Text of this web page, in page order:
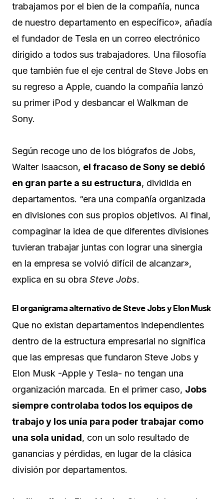
trabajamos por el bien de la compañía, nunca
de nuestro departamento en específico», añadía
el fundador de Tesla en un correo electrónico
dirigido a todos sus trabajadores. Una filosofía
que también fue el eje central de Steve Jobs en
su regreso a Apple, cuando la compañía lanzó
su primer iPod y desbancar el Walkman de
Sony.
Según recoge uno de los biógrafos de Jobs,
Walter Isaacson, el fracaso de Sony se debió
en gran parte a su estructura, dividida en
departamentos. “era una compañía organizada
en divisiones con sus propios objetivos. Al final,
compaginar la idea de que diferentes divisiones
tuvieran trabajar juntas con lograr una sinergia
en la empresa se volvió difícil de alcanzar»,
explica en su obra Steve Jobs.
El organigrama alternativo de Steve Jobs y Elon Musk
Que no existan departamentos independientes
dentro de la estructura empresarial no significa
que las empresas que fundaron Steve Jobs y
Elon Musk -Apple y Tesla- no tengan una
organización marcada. En el primer caso, Jobs
siempre controlaba todos los equipos de
trabajo y los unía para poder trabajar como
una sola unidad, con un solo resultado de
ganancias y pérdidas, en lugar de la clásica
división por departamentos.